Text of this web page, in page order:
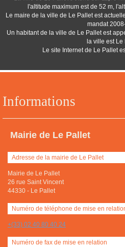
Informations
Mairie de Le Pallet
Adresse de la mairie de Le Pallet
Mairie de Le Pallet
26 rue Saint Vincent
44330 - Le Pallet
Numéro de téléphone de mise en
+(33) 02 40 80 40 24
Numéro de fax de mise en relation
l'altitude maximum est de 52 m,
Le maire de la ville de Le Pallet est
mandat
Un habitant de la ville de Le Pallet est
la ville est Le
Le site Internet de Le Pallet